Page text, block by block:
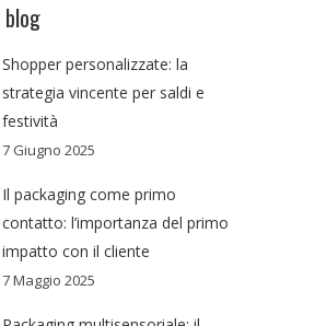
Shopper personalizzate: la
strategia vincente per saldi e
festività
7 Giugno 2025
Il packaging come primo
contatto: l’importanza del primo
impatto con il cliente
7 Maggio 2025